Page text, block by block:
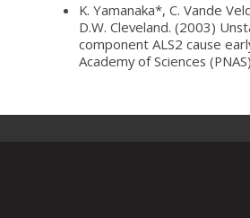
K. Yamanaka*, C. Vande
D.W. Cleveland. (2003)
component ALS2 cause
Academy of Sciences